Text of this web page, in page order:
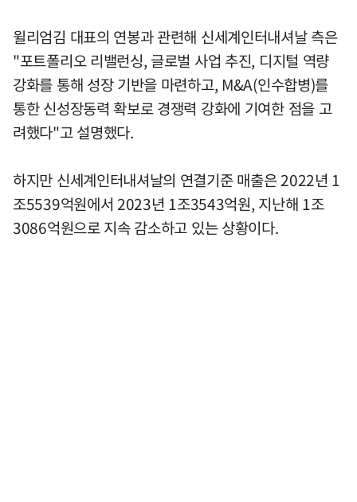
윌리엄김 대표의 연봉과 관련해 신세계인터내셔날 측은
"포트폴리오 리밸런싱, 글로벌 사업 추진, 디지털 역량
강화를 통해 성장 기반을 마련하고, M&A(인수합병)를
통한 신성장동력 확보로 경쟁력 강화에 기여한 점을 고
려했다"고 설명했다.
하지만 신세계인터내셔날의 연결기준 매출은 2022년 1
조5539억원에서 2023년 1조3543억원, 지난해 1조
3086억원으로 지속 감소하고 있는 상황이다.